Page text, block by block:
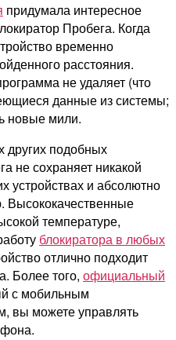
придумала интересное
Пробега. Когда
временно
расстояния.
не удаляет (что
данные из системы;
новые мили.
других подобных
не сохраняет никакой
и абсолютно
Высококачественные
температуре,
блокиратора в любых
отлично подходит
Более того, официальный
с мобильным
вы можете управлять